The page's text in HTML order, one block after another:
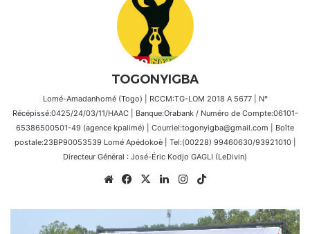
TOGONYIGBA
Lomé-Amadanhomé (Togo) | RCCM:TG-LOM 2018 A 5677 | N°
Récépissé:0425/24/03/11/HAAC | Banque:Orabank / Numéro de Compte:06101-
65386500501-49 (agence kpalimé) | Courriel:togonyigba@gmail.com | Boîte
postale:23BP90053539 Lomé Apédokoè | Tel:(00228) 99460630/93921010 |
Directeur Général : José-Éric Kodjo GAGLI (LeDivin)
WebsiteFacebook
X LinkedinInstagram